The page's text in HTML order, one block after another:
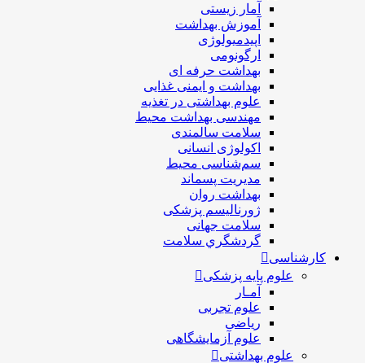
آمار زیستی
آموزش بهداشت
اپیدمیولوژی
ارگونومی
بهداشت حرفه ای
بهداشت و ایمنی غذایی
علوم بهداشتی در تغذیه
مهندسی بهداشت محيط
سلامت سالمندی
اکولوژی انسانی
سم‌شناسی محیط
مدیریت پسماند
بهداشت روان
ژورنالیسم پزشکی
سلامت جهانی
گردشگري سلامت
کارشناسی
علوم پایه پزشکی
آمـار
علوم تجربی
ریاضی
علوم آزمایشگاهی
علوم بهداشتی